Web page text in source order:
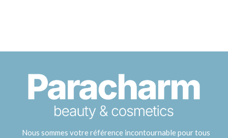
Nous sommes votre référence incontournable pour tous